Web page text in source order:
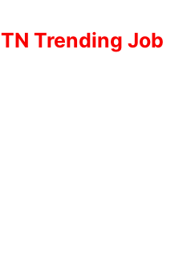
TN Trending Job